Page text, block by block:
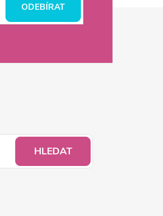
ODEBÍRAT
HLEDAT